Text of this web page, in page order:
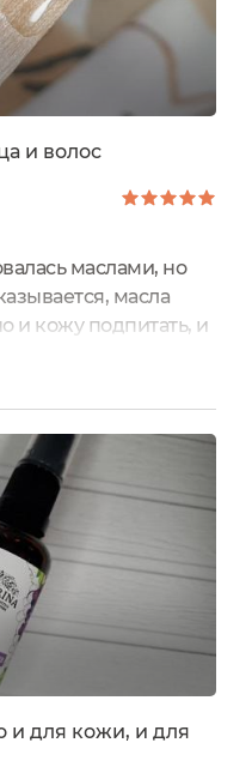
и волос
маслами, но
масла
и кожу подпитать, и
является масло
продукт
и с доставкой
мне жилось легче,
Оно хорошо
и для кожи, и для